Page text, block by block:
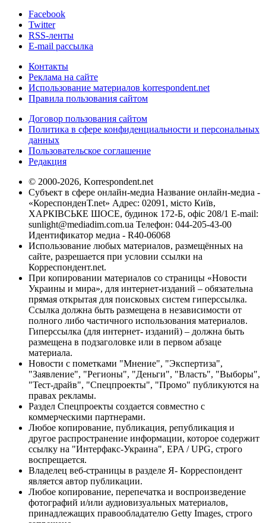
Facebook
Twitter
RSS-ленты
E-mail рассылка
Контакты
Реклама на сайте
Использование материалов korrespondent.net
Правила пользования сайтом
Договор пользования сайтом
Политика в сфере конфиденциальности и персональных
данных
Пользовательское соглашение
Редакция
© 2000-2026, Korrespondent.net
Субъект в сфере онлайн-медиа Название онлайн-медиа -
«КореспонденТ.net» Адрес: 02091, місто Київ,
ХАРКІВСЬКЕ ШОСЕ, будинок 172-Б, офіс 208/1 E-mail:
sunlight@mediadim.com.ua Телефон: 044-205-43-00
Идентификатор медиа - R40-06068
Использование любых материалов, размещённых на
сайте, разрешается при условии ссылки на
Корреспондент.net.
При копировании материалов со страницы «Новости
Украины и мира», для интернет-изданий – обязательна
прямая открытая для поисковых систем гиперссылка.
Ссылка должна быть размещена в независимости от
полного либо частичного использования материалов.
Гиперссылка (для интернет- изданий) – должна быть
размещена в подзаголовке или в первом абзаце
материала.
Новости с пометками "Мнение", "Экспертиза",
"Заявление", "Регионы", "Деньги", "Власть", "Выборы",
"Тест-драйв", "Спецпроекты", "Промо" публикуются на
правах рекламы.
Раздел Спецпроекты создается совместно с
коммерческими партнерами.
Любое копирование, публикация, републикация и
другое распространение информации, которое содержит
ссылку на "Интерфакс-Украина", EPA / UPG, строго
воспрещается.
Владелец веб-страницы в разделе Я- Корреспондент
является автор публикации.
Любое копирование, перепечатка и воспроизведение
фотографий и/или аудиовизуальных материалов,
принадлежащих правообладателю Getty Images, строго